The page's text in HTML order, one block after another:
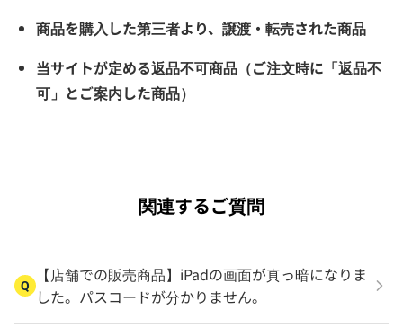
商品を購入した第三者より、譲渡・転売された商品
当サイトが定める返品不可商品（ご注文時に「返品不
可」とご案内した商品）
関連するご質問
Q
【店舗での販売商品】iPadの画面が真っ暗になりま
した。パスコードが分かりません。